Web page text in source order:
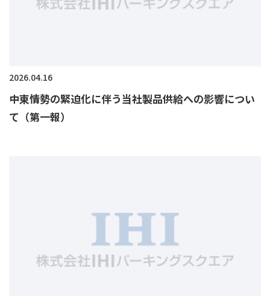
2026.04.16
中東情勢の緊迫化に伴う当社製品供給への影響につい
て（第一報）